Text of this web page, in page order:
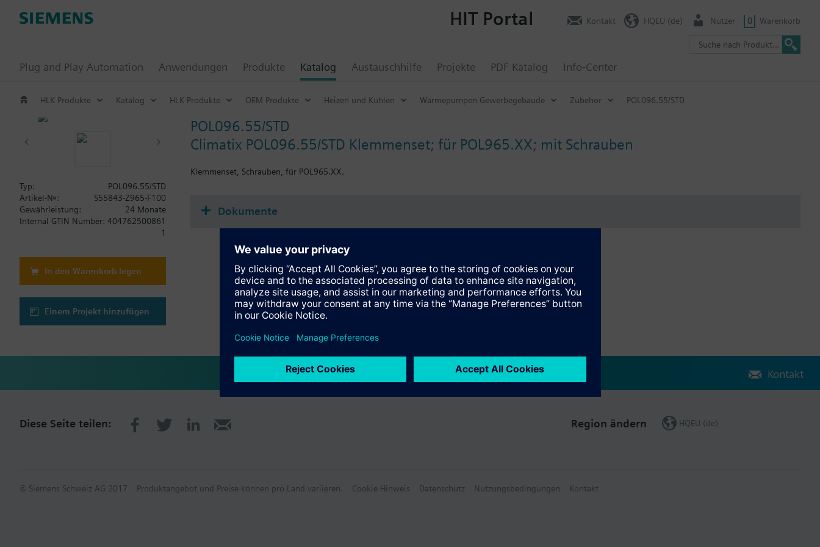
Plug and Play Automation Anwendungen Produkte Katalog Austauschhilfe Projekte PDF Katalog Info-Center
HIT Portal Kontakt HQEU (de) Nutzer 0 Warenkorb
HLK Produkte Katalog HLK Produkte OEM Produkte Heizen und Kühlen Wärmepumpen Gewerbegebäude Zubehör POL096.55/STD
POL096.55/STD
Climatix POL096.55/STD Klemmenset; für POL965.XX; mit Schrauben
Klemmenset, Schrauben, für POL965.XX.
Typ:
POL096.55/STD
Artikel-Nr.:
S55843-Z965-F100
Gewährleistung:
24 Monate
Internal GTIN Number: 404762500861
1
In den Warenkorb legen
Einem Projekt hinzufügen
Dokumente
Kontakt
Diese Seite teilen: Region ändern HQEU (de)
© Siemens Schweiz AG 2017 Produktangebot und Preise können pro Land variieren. Cookie Hinweis Datenschutz Nutzungsbedingungen Kontakt